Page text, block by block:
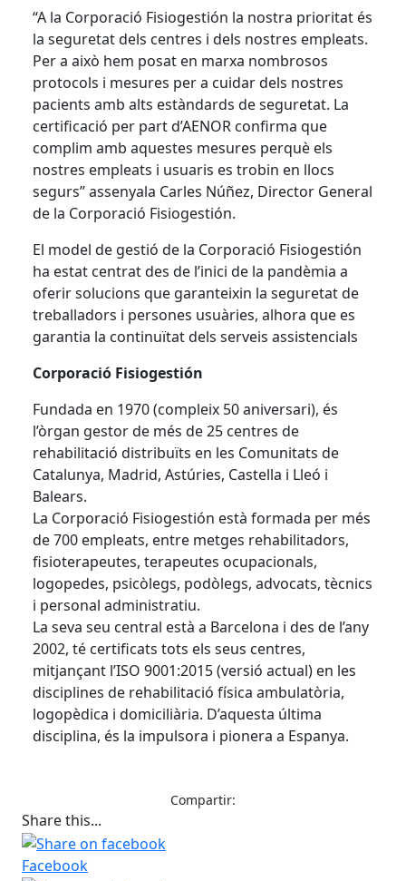
“A la Corporació Fisiogestión la nostra prioritat és
la seguretat dels centres i dels nostres empleats.
Per a això hem posat en marxa nombrosos
protocols i mesures per a cuidar dels nostres
pacients amb alts estàndards de seguretat. La
certificació per part d’AENOR confirma que
complim amb aquestes mesures perquè els
nostres empleats i usuaris es trobin en llocs
segurs” assenyala Carles Núñez, Director General
de la Corporació Fisiogestión.
El model de gestió de la Corporació Fisiogestión
ha estat centrat des de l’inici de la pandèmia a
oferir solucions que garanteixin la seguretat de
treballadors i persones usuàries, alhora que es
garantia la continuïtat dels serveis assistencials
Corporació Fisiogestión
Fundada en 1970 (compleix 50 aniversari), és
l’òrgan gestor de més de 25 centres de
rehabilitació distribuïts en les Comunitats de
Catalunya, Madrid, Astúries, Castella i Lleó i
Balears.
La Corporació Fisiogestión està formada per més
de 700 empleats, entre metges rehabilitadors,
fisioterapeutes, terapeutes ocupacionals,
logopedes, psicòlegs, podòlegs, advocats, tècnics
i personal administratiu.
La seva seu central està a Barcelona i des de l’any
2002, té certificats tots els seus centres,
mitjançant l’ISO 9001:2015 (versió actual) en les
disciplines de rehabilitació física ambulatòria,
logopèdica i domiciliària. D’aquesta última
disciplina, és la impulsora i pionera a Espanya.
Compartir:
Share this...
Facebook